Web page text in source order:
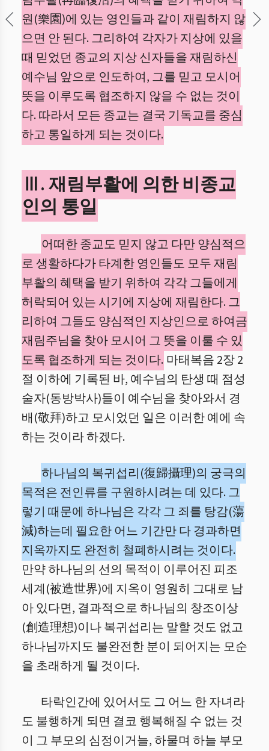
원(樂園)에 있는 영인들과 같이 재림하지 않
으면 안 된다. 그리하여 각자가 지상에 있을
때 믿었던 종교의 지상 신자들을 재림하신
예수님 앞으로 인도하여, 그를 믿고 모시어
뜻을 이루도록 협조하지 않을 수 없는 것이
다. 따라서 모든 종교는 결국 기독교를 중심
하고 통일하게 되는 것이다.
Ⅲ. 재림부활에 의한 비종교
인의 통일
어떠한 종교도 믿지 않고 다만 양심적으
로 생활하다가 타계한 영인들도 모두 재림
부활의 혜택을 받기 위하여 각각 그들에게
허락되어 있는 시기에 지상에 재림한다. 그
리하여 그들도 양심적인 지상인으로 하여금
재림주님을 찾아 모시어 그 뜻을 이룰 수 있
도록 협조하게 되는 것이다. 마태복음 2장 2
절 이하에 기록된 바, 예수님의 탄생 때 점성
술자(동방박사)들이 예수님을 찾아와서 경
배(敬拜)하고 모시었던 일은 이러한 예에 속
하는 것이라 하겠다.
하나님의 복귀섭리(復歸攝理)의 궁극의
목적은 전인류를 구원하시려는 데 있다. 그
렇기 때문에 하나님은 각각 그 죄를 탕감(蕩
減)하는데 필요한 어느 기간만 다 경과하면
지옥까지도 완전히 철폐하시려는 것이다.
만약 하나님의 선의 목적이 이루어진 피조
세계(被造世界)에 지옥이 영원히 그대로 남
아 있다면, 결과적으로 하나님의 창조이상
(創造理想)이나 복귀섭리는 말할 것도 없고
하나님까지도 불완전한 분이 되어지는 모순
을 초래하게 될 것이다.
타락인간에 있어서도 그 어느 한 자녀라
도 불행하게 되면 결코 행복해질 수 없는 것
이 그 부모의 심정이거늘, 하물며 하늘 부모